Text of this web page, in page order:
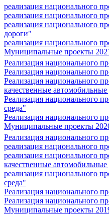
реализация национального
реализация национального
реализация национального
дороги"
реализация национального
Муниципальные проекты
Реализация национального
Реализация национального
Реализация национального
качественные
Реализация национального
среда"
Реализация национального
Муниципальные проекты
Реализация национального
реализация национального
реализация национального
качественные
реализация национального
среда"
Реализация национального
Реализация национального
Муниципальные проекты